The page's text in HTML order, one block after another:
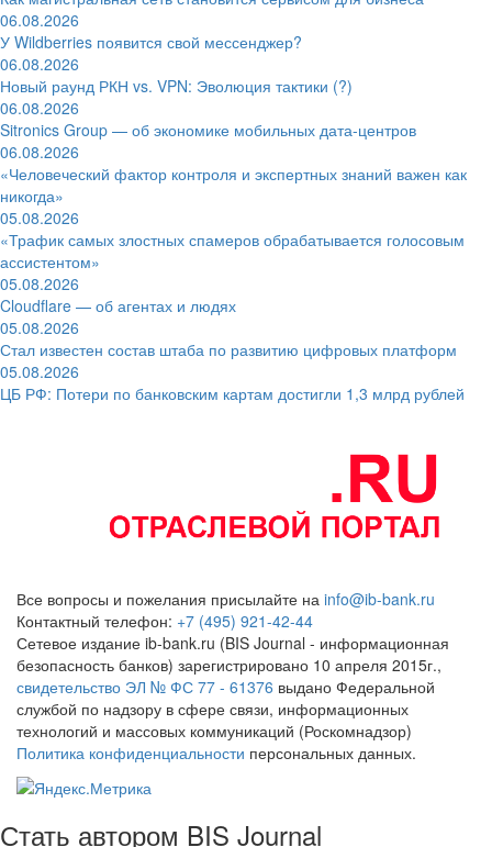
06.08.2026
У Wildberries появится свой мессенджер?
06.08.2026
Новый раунд РКН vs. VPN: Эволюция тактики (?)
06.08.2026
Sitronics Group — об экономике мобильных дата-центров
06.08.2026
«Человеческий фактор контроля и экспертных знаний важен как
никогда»
05.08.2026
«Трафик самых злостных спамеров обрабатывается голосовым
ассистентом»
05.08.2026
Cloudflare — об агентах и людях
05.08.2026
Стал известен состав штаба по развитию цифровых платформ
05.08.2026
ЦБ РФ: Потери по банковским картам достигли 1,3 млрд рублей
Все вопросы и пожелания присылайте на info@ib-bank.ru
Контактный телефон: +7 (495) 921-42-44
Сетевое издание ib-bank.ru (BIS Journal - информационная
безопасность банков) зарегистрировано 10 апреля 2015г.,
свидетельство ЭЛ № ФС 77 - 61376 выдано Федеральной
службой по надзору в сфере связи, информационных
технологий и массовых коммуникаций (Роскомнадзор)
Политика конфиденциальности персональных данных.
Стать автором BIS Journal